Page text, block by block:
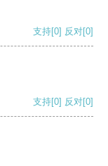
支持[0] 反对[0]
支持[0] 反对[0]